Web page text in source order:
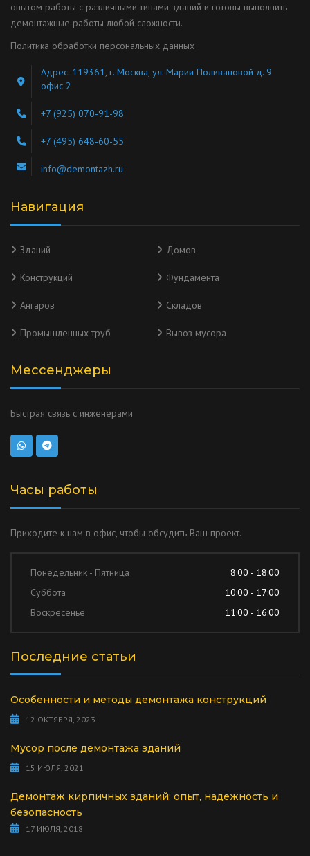
опытом работы с различными типами зданий и готовы выполнить
демонтажные работы любой сложности.
Политика обработки персональных данных
Адрес: 119361, г. Москва, ул. Марии Поливановой д. 9
офис 2
+7 (925) 070-91-98
+7 (495) 648-60-55
info@demontazh.ru
Навигация
Зданий Домов
Конструкций Фундамента
Ангаров Складов
Промышленных труб Вывоз мусора
Мессенджеры
Быстрая связь с инженерами
Часы работы
Приходите к нам в офис, чтобы обсудить Ваш проект.
Понедельник - Пятница
8:00 - 18:00
Суббота
10:00 - 17:00
Воскресенье
11:00 - 16:00
Последние статьи
Особенности и методы демонтажа конструкций
12 ОКТЯБРЯ, 2023
Мусор после демонтажа зданий
15 ИЮЛЯ, 2021
Демонтаж кирпичных зданий: опыт, надежность и
безопасность
17 ИЮЛЯ, 2018